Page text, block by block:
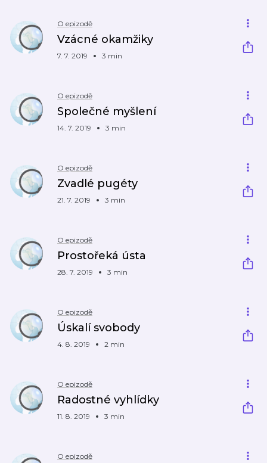
O epizodě
Vzácné okamžiky
7. 7. 2019 3 min
O epizodě
Společné myšlení
14. 7. 2019 3 min
O epizodě
Zvadlé pugéty
21. 7. 2019 3 min
O epizodě
Prostořeká ústa
28. 7. 2019 3 min
O epizodě
Úskalí svobody
4. 8. 2019 2 min
O epizodě
Radostné vyhlídky
11. 8. 2019 3 min
O epizodě